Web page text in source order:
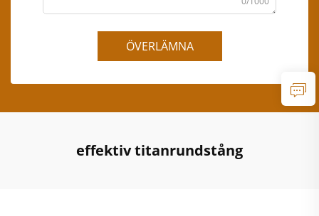
ÖVERLÄMNA
effektiv titanrundstång